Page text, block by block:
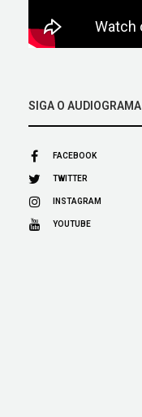
SIGA O AUDIOGRAMA
FACEBOOK
TWITTER
INSTAGRAM
YOUTUBE